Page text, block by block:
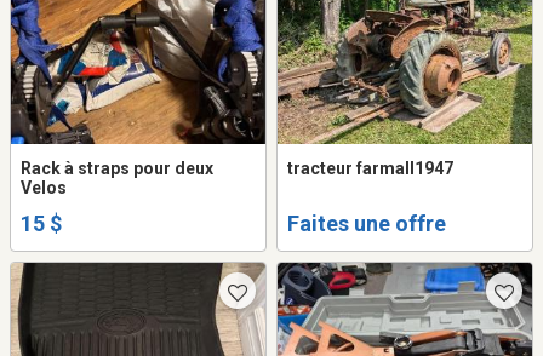
Rack à straps pour deux
Velos
15 $
tracteur farmall1947
Faites une offre